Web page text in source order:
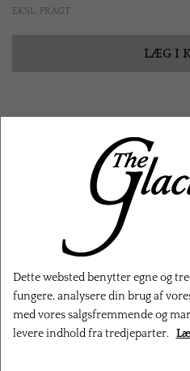
EKSL. FRAGT
LÆG I
RELATEREDE
Dette websted benytter egne og
fungere, analysere din brug af
med vores salgsfremmende og
levere indhold fra tredjeparter.